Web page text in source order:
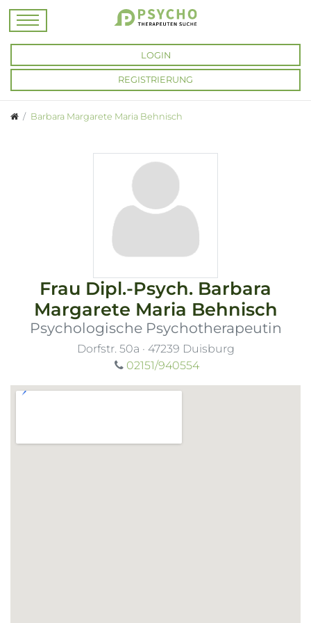
LOGIN
REGISTRIERUNG
Barbara Margarete Maria Behnisch
Frau Dipl.-Psych. Barbara
Margarete Maria Behnisch
Psychologische Psychotherapeutin
Dorfstr. 50a · 47239 Duisburg
02151/940554